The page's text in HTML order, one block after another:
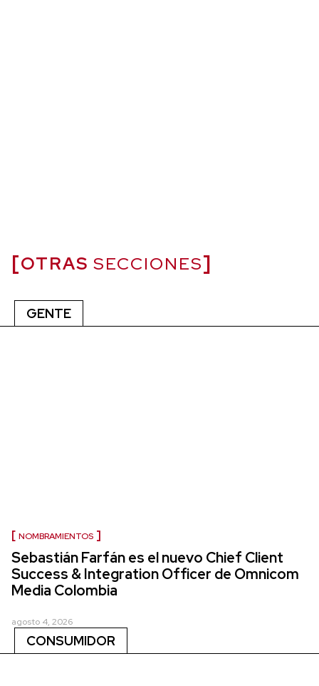
OTRAS SECCIONES
GENTE
NOMBRAMIENTOS
Sebastián Farfán es el nuevo Chief Client
Success & Integration Officer de Omnicom
Media Colombia
agosto 4, 2026
CONSUMIDOR